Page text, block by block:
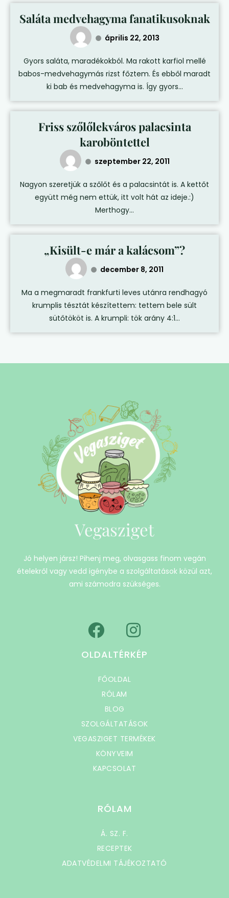
Saláta medvehagyma fanatikusoknak
április 22, 2013
Gyors saláta, maradékokból. Ma rakott karfiol mellé
babos-medvehagymás rizst főztem. És ebből maradt
ki bab és medvehagyma is. Így gyors...
Friss szőlőlekváros palacsinta
karoböntettel
szeptember 22, 2011
Nagyon szeretjük a szőlőt és a palacsintát is. A kettőt
együtt még nem ettük, itt volt hát az ideje.:)
Merthogy...
„Kisült-e már a kalácsom”?
december 8, 2011
Ma a megmaradt frankfurti leves utánra rendhagyó
krumplis tésztát készítettem: tettem bele sült
sütőtököt is. A krumpli: tök arány 4:1...
Vegasziget
Jó helyen jársz! Pihenj meg, olvasgass finom vegán
ételekről vagy vedd igénybe a szolgáltatások közül azt,
ami számodra szükséges.
OLDALTÉRKÉP
FŐOLDAL
RÓLAM
BLOG
SZOLGÁLTATÁSOK
VEGASZIGET TERMÉKEK
KÖNYVEIM
KAPCSOLAT
RÓLAM
Á. SZ. F.
RECEPTEK
ADATVÉDELMI TÁJÉKOZTATÓ